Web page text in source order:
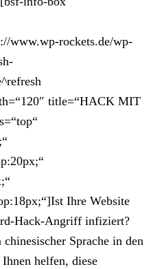
www.wp-rockets.de/wp-
title=“HACK MIT
Ihre Website
Hack-Angriff infiziert?
Sprache in den
helfen, diese